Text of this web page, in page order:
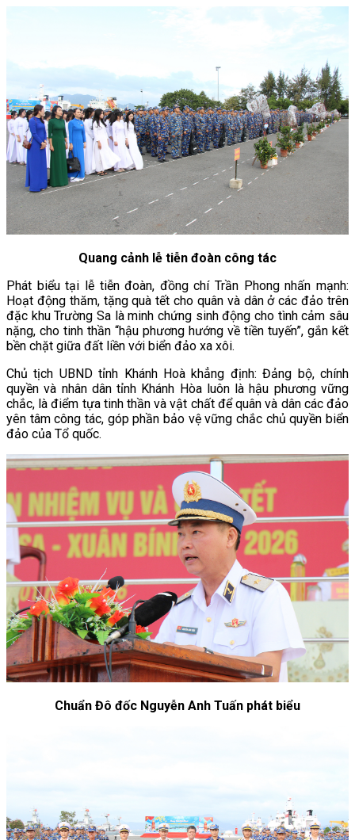
Quang cảnh lễ tiễn đoàn công tác
Phát biểu tại lễ tiễn đoàn, đồng chí Trần Phong nhấn mạnh:
Hoạt động thăm, tặng quà tết cho quân và dân ở các đảo trên
đặc khu Trường Sa là minh chứng sinh động cho tình cảm sâu
nặng, cho tinh thần “hậu phương hướng về tiền tuyến”, gắn kết
bền chặt giữa đất liền với biển đảo xa xôi.
Chủ tịch UBND tỉnh Khánh Hoà khẳng định: Đảng bộ, chính
quyền và nhân dân tỉnh Khánh Hòa luôn là hậu phương vững
chắc, là điểm tựa tinh thần và vật chất để quân và dân các đảo
yên tâm công tác, góp phần bảo vệ vững chắc chủ quyền biển
đảo của Tổ quốc.
Chuẩn Đô đốc Nguyễn Anh Tuấn phát biểu